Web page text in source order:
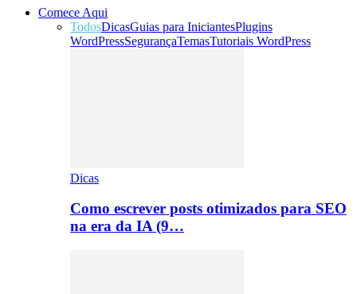
Comece Aqui
TodosDicasGuias para IniciantesPlugins
WordPressSegurançaTemasTutoriais WordPress
Dicas
Como escrever posts otimizados para SEO
na era da IA (9…